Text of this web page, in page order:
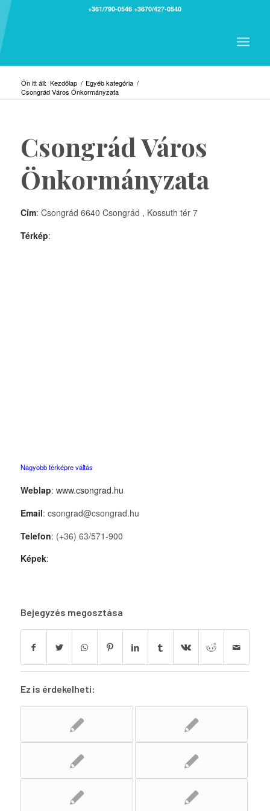
+361/790-0546 +3670/427-0540
Ön itt áll: Kezdőlap / Egyéb kategória /
Csongrád Város Önkormányzata
Csongrád Város
Önkormányzata
Cím: Csongrád 6640 Csongrád , Kossuth tér 7
Térkép:
Nagyobb térképre váltás
Weblap: www.csongrad.hu
Email: csongrad@csongrad.hu
Telefon: (+36) 63/571-900
Képek:
Bejegyzés megosztása
Ez is érdekelheti: